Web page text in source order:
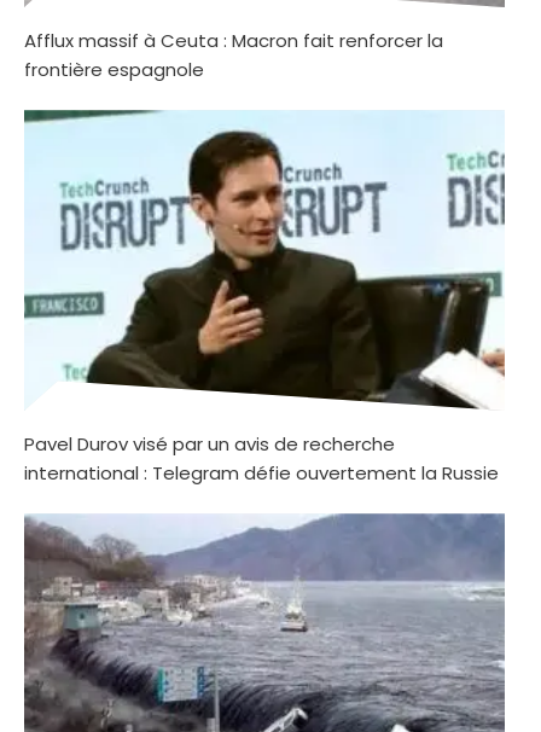
Afflux massif à Ceuta : Macron fait renforcer la
frontière espagnole
Pavel Durov visé par un avis de recherche
international : Telegram défie ouvertement la Russie